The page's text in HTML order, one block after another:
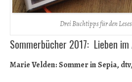
Drei Buchtipps für den
Sommerbücher 2017: Lieben
Marie Velden: Sommer in Sepia,